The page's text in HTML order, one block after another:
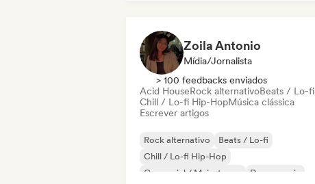
Zoila Antonio
Mídia/Jornalista
> 100 feedbacks enviados
Acid HouseRock alternativoBeats / Lo-fi
Chill / Lo-fi Hip-HopMúsica clássica
Escrever artigos
Rock alternativo
Beats / Lo-fi
Chill / Lo-fi Hip-Hop
Comercial / Mainstream
Dance music